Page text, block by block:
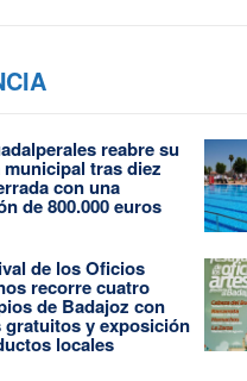
reabre su
tras diez
con una
de 800.000 euros
de los Oficios
recorre cuatro
de Badajoz con
gratuitos y exposición
locales